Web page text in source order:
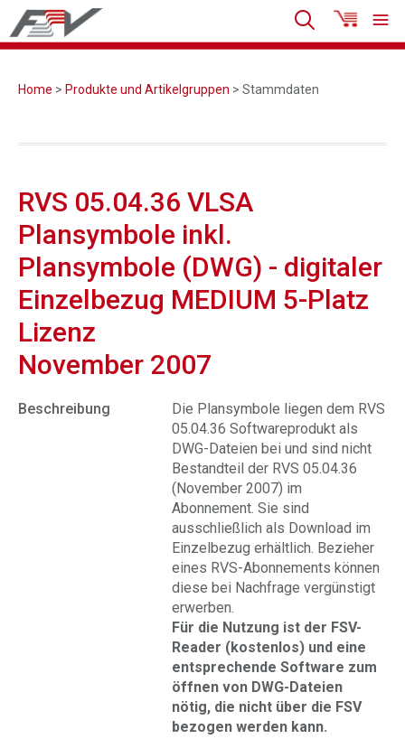
Home > Produkte und Artikelgruppen > Stammdaten
RVS 05.04.36 VLSA
Plansymbole inkl.
Plansymbole (DWG) - digitaler
Einzelbezug MEDIUM 5-Platz
Lizenz
November 2007
Beschreibung
Die Plansymbole liegen dem RVS
05.04.36 Softwareprodukt als
DWG-Dateien bei und sind nicht
Bestandteil der RVS 05.04.36
(November 2007) im
Abonnement. Sie sind
ausschließlich als Download im
Einzelbezug erhältlich. Bezieher
eines RVS-Abonnements können
diese bei Nachfrage vergünstigt
erwerben.
Für die Nutzung ist der FSV-
Reader (kostenlos) und eine
entsprechende Software zum
öffnen von DWG-Dateien
nötig, die nicht über die FSV
bezogen werden kann.